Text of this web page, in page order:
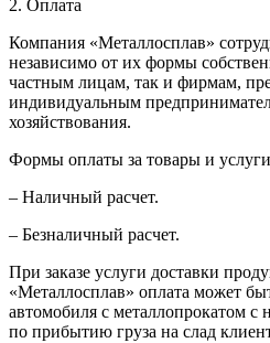
2. Оплата
Компания «Металлосплав»
независимо от их формы
частным лицам, так и фирмам,
индивидуальным
хозяйствования.
Формы оплаты за товары и
– Наличный расчет.
– Безналичный расчет.
При заказе услуги доставки
«Металлосплав» оплата может
автомобиля с металлопрокатом с
по прибытию груза на слад